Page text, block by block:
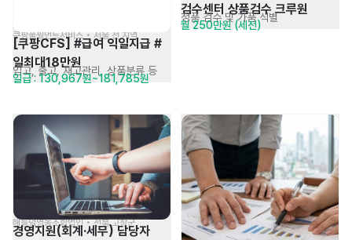
쿠팡풀필먼트서비스 • 서울 전 지역
[쿠팡CFS] #급여 익일지급 #
일최대18만원
입고, 출고, 재고관리, 상품분류 등
일급 : 130,967원~181,785원
검수센터 상품검수 크루원
정품 검수 및 가품 식별
월 250만원 (세전)
해들녘영농조합법인 • 전북 고창군
경영지원(회계·세무) 담당자